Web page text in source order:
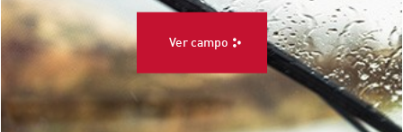
Ver campo